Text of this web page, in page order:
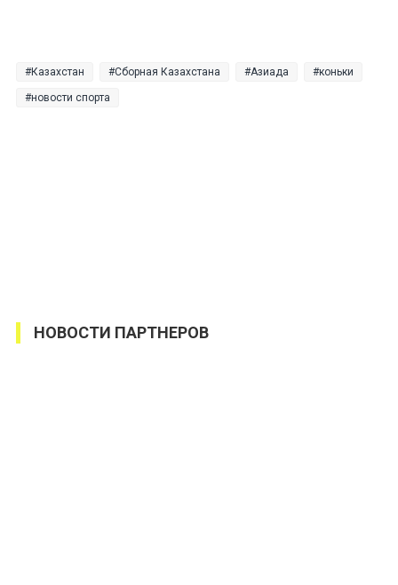
Казахстан Сборная Казахстана Азиада коньки
новости спорта
НОВОСТИ ПАРТНЕРОВ